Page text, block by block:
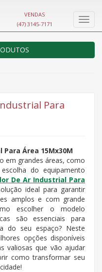
VENDAS
(47) 3145-7171
Para
Área 15Mx30M
em grandes áreas, como
do equipamento
De Ar Industrial Para
ideal para garantir
amplos e com grande
escolher o modelo
são essenciais para
do seu espaço? Neste
opções disponíveis
valiosas que vão ajudar
como transformar seu